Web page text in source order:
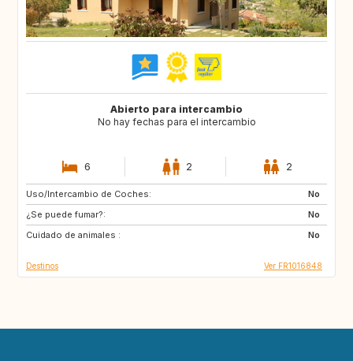
Abierto para intercambio
No hay fechas para el intercambio
6 2 2
Uso/Intercambio de Coches:
No
¿Se puede fumar?:
No
Cuidado de animales :
No
US
Destinos Ver FR1016848